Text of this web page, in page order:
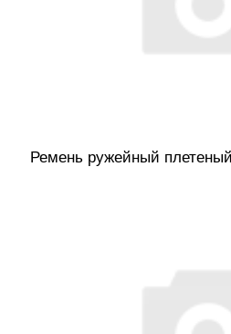
Ремень ружейный